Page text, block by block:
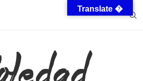
Translate �